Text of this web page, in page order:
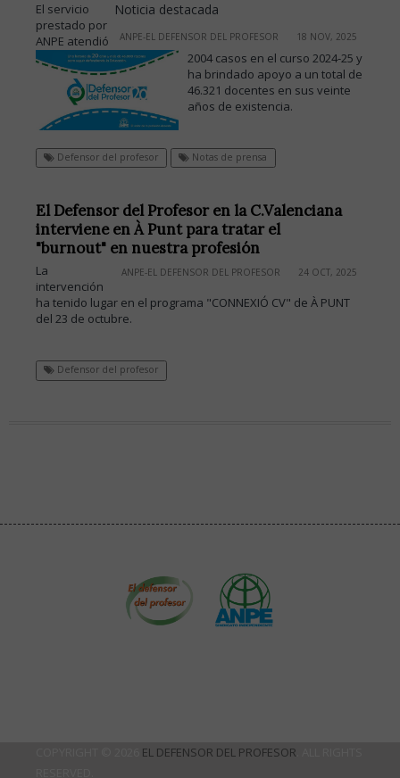
Noticia destacada
ANPE-EL DEFENSOR DEL PROFESOR 18 NOV, 2025
El servicio
prestado por
ANPE atendió
2004 casos en el curso 2024-25 y
ha brindado apoyo a un total de
46.321 docentes en sus veinte
años de existencia.
Defensor del profesor Notas de prensa
El Defensor del Profesor en la C.Valenciana
interviene en À Punt para tratar el
"burnout" en nuestra profesión
ANPE-EL DEFENSOR DEL PROFESOR 24 OCT, 2025
La
intervención
ha tenido lugar en el programa "CONNEXIÓ CV" de À PUNT
del 23 de octubre.
Defensor del profesor
EL DEFENSOR DEL PROFESOR